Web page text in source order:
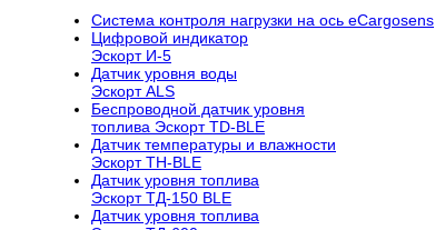
Cистема контроля нагрузки на ось eCargosens
Цифровой индикатор
Эскорт И-5
Датчик уровня воды
Эскорт ALS
Беспроводной датчик уровня
топлива Эскорт TD-BLE
Датчик температуры и влажности
Эскорт TH-BLE
Датчик уровня топлива
Эскорт ТД-150 BLE
Датчик уровня топлива